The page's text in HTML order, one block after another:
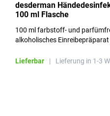
desderman
100 ml Flasche
100 ml farbstoff- und
alkoholisches Einreibepräparat
Lieferbar | Lieferung in 1-3